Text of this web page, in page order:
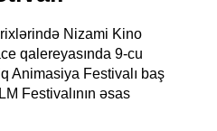
Nizami Kino
qalereyasında 9-cu
Animasiya Festivalı baş
Festivalının əsas